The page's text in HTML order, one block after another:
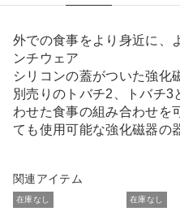
外での食事をより身近に、
ンチウェア
シリコンの蓋がついた強化
別売りのトバチ2、トバチ3
わせた食事の組み合わせを
ても使用可能な強化磁器の
関連アイテム
在庫なし 在庫なし